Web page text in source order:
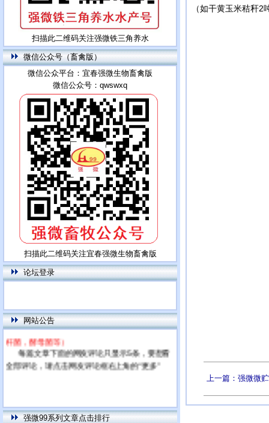
扫描此二维码关注强微铁三角养水
微信公众号（畜禽版）
微信公众平台：宜春强微生物畜禽版
微信公众号：qwswxq
扫描此二维码关注宜春强微生物畜禽版
论坛登录
网站公告
剂公司）而开发的产品及应用网站，首先推出的
产品将为乳酸粪肠球菌及其复合产品（复配芽孢
杆菌，酵母菌等）
每篇文章下面的网友评论只显示5条，要想看
全部评论，请点击网友评论框右上角的“更多”
强微99系列文章点击排行
（如干黄玉米秸秆
上一篇：强微微